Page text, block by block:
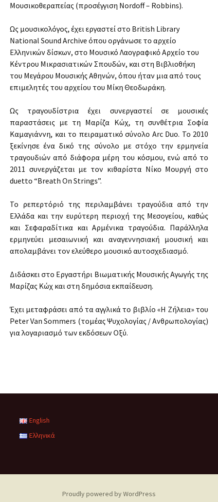
Μουσικοθεραπείας (προσέγγιση Nordoff – Robbins).
Ως μουσικολόγος, έχει εργαστεί στο British Library
National Sound Archive όπου οργάνωσε το αρχείο
Ελληνικών δίσκων, στο Μουσικό Λαογραφικό Αρχείο του
Κέντρου Μικρασιατικών Σπουδών, και στη Βιβλιοθήκη
του Μεγάρου Μουσικής Αθηνών, όπου ήταν μια από τους
επιμελητές του αρχείου του Μίκη Θεοδωράκη.
Ως τραγουδίστρια έχει συνεργαστεί σε μουσικές
παραστάσεις με τη Μαρίζα Κώχ, τη συνθέτρια Σοφία
Καμαγιάννη, και το πειραματικό σύνολο Arc Duo. Το 2010
ξεκίνησε ένα δικό της σύνολο με στόχο την ερμηνεία
τραγουδιών από διάφορα μέρη του κόσμου, ενώ από το
2011 συνεργάζεται με τον κιθαρίστα Νίκο Μουργή στο
duetto “Breath On Strings”.
Το ρεπερτόριό της περιλαμβάνει τραγούδια από την
Ελλάδα και την ευρύτερη περιοχή της Μεσογείου, καθώς
και Σεφαραδίτικα και Αρμένικα τραγούδια. Παράλληλα
ερμηνεύει μεσαιωνική και αναγεννησιακή μουσική και
απολαμβάνει τον ελεύθερο μουσικό αυτοσχεδιασμό.
Διδάσκει στο Εργαστήρι Βιωματικής Μουσικής Αγωγής της
Μαρίζας Κώχ και στη δημόσια εκπαίδευση.
Έχει μεταφράσει από τα αγγλικά το βιβλίο «Η Ζήλεια» του
Peter Van Sommers (τομέας Ψυχολογίας / Ανθρωπολογίας)
για λογαριασμό των εκδόσεων Οξύ.
English
Ελληνικά
Proudly powered by WordPress